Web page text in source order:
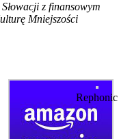
z finansowym
Mniejszości
Rephonic